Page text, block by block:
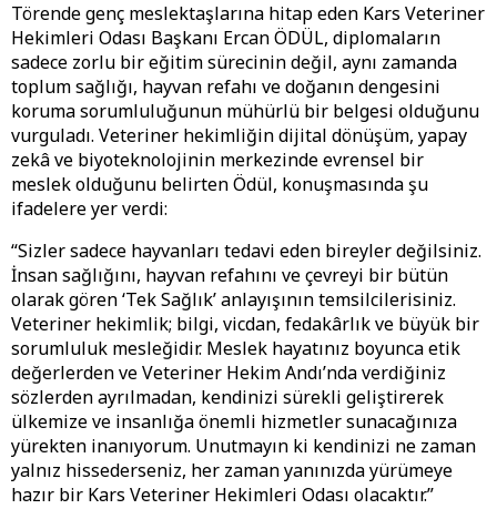
Törende genç meslektaşlarına hitap eden Kars Veteriner
Hekimleri Odası Başkanı Ercan ÖDÜL, diplomaların
sadece zorlu bir eğitim sürecinin değil, aynı zamanda
toplum sağlığı, hayvan refahı ve doğanın dengesini
koruma sorumluluğunun mühürlü bir belgesi olduğunu
vurguladı. Veteriner hekimliğin dijital dönüşüm, yapay
zekâ ve biyoteknolojinin merkezinde evrensel bir
meslek olduğunu belirten Ödül, konuşmasında şu
ifadelere yer verdi:
“Sizler sadece hayvanları tedavi eden bireyler değilsiniz.
İnsan sağlığını, hayvan refahını ve çevreyi bir bütün
olarak gören ‘Tek Sağlık’ anlayışının temsilcilerisiniz.
Veteriner hekimlik; bilgi, vicdan, fedakârlık ve büyük bir
sorumluluk mesleğidir. Meslek hayatınız boyunca etik
değerlerden ve Veteriner Hekim Andı’nda verdiğiniz
sözlerden ayrılmadan, kendinizi sürekli geliştirerek
ülkemize ve insanlığa önemli hizmetler sunacağınıza
yürekten inanıyorum. Unutmayın ki kendinizi ne zaman
yalnız hissederseniz, her zaman yanınızda yürümeye
hazır bir Kars Veteriner Hekimleri Odası olacaktır.”